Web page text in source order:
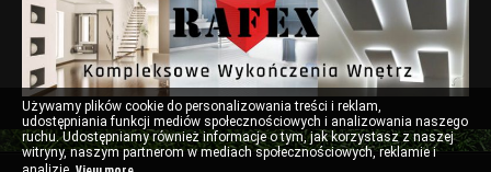
Używamy plików cookie do personalizowania treści i reklam,
udostępniania funkcji mediów społecznościowych i analizowania naszego
ruchu. Udostępniamy również informacje o tym, jak korzystasz z naszej
witryny, naszym partnerom w mediach społecznościowych, reklamie i